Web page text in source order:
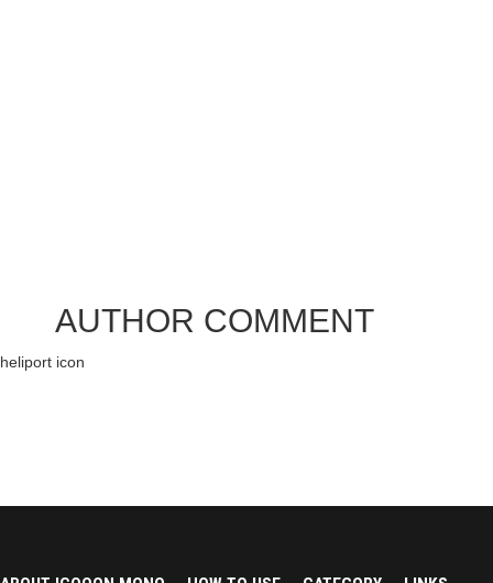
AUTHOR COMMENT
heliport icon